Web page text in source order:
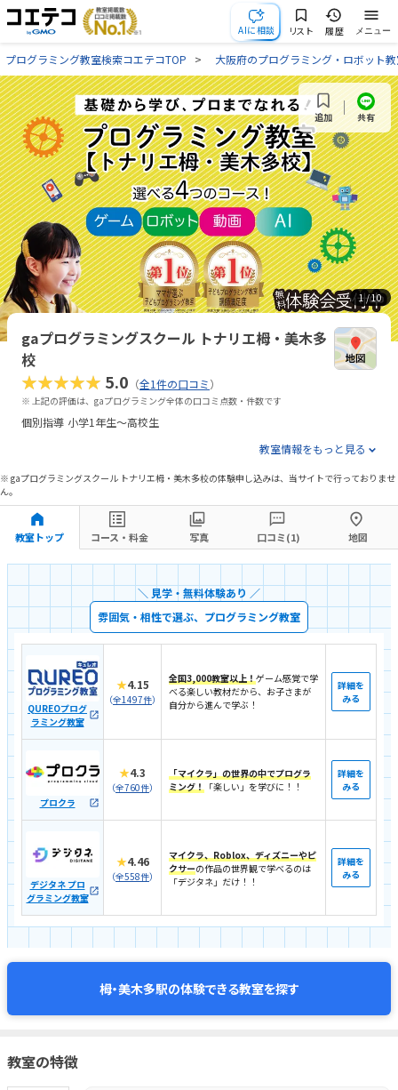
AIに相談 リスト 履歴 メニュー
プログラミング教室検索コエテコTOP 大阪府のプログラミング・ロボット
1/ 10
追加 共有
gaプログラミングスクール トナリエ栂・美木多
校
★★★★★ 5.0 （全1件の口コミ）
※ 上記の評価は、gaプログラミング全体の口コミ点数・件数です
個別指導 小学1年生〜高校生
教室情報をもっと見る
※ gaプログラミングスクール トナリエ栂・美木多校の体験申し込みは、当サイトで行っておりませ
ん。
教室トップ コース・料金 写真 口コミ(1) 地図
＼ 見学・無料体験あり ／
雰囲気・相性で選ぶ、プログラミング教室
QUREOプログ
ラミング教室
★4.15
（全1497件）
全国3,000教室以上！ゲーム感覚で学
べる楽しい教材だから、お子さまが
自分から進んで学ぶ！
詳細を
みる
プロクラ
★4.3
（全760件）
「マイクラ」の世界の中でプログラ
ミング！
「楽しい」を学びに！！
詳細を
みる
デジタネ プロ
グラミング教室
★4.46
（全558件）
マイクラ、Roblox、ディズニーやピ
クサーの作品の世界観で学べるのは
「デジタネ」だけ！！
詳細を
みる
栂・美木多駅の体験できる教室を探す
教室の特徴